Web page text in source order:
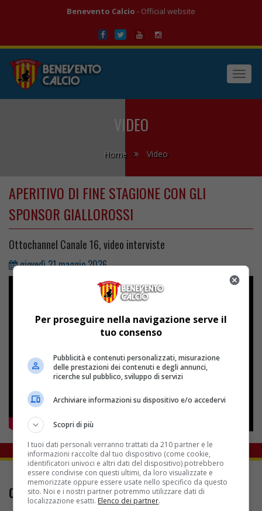
Benevento Calcio - Official website
VIDEO
Home Video
APERITIVO DI FINE STAGIONE CON GLI
SPONSOR GIALLOROSSI
Ottochannel Canale 16, video interviste
giovedì 21 maggio 2026
CONTATTI
Per proseguire nella navigazione serve il
tuo consenso
Pubblicità e contenuti personalizzati, misurazione
delle prestazioni dei contenuti e degli annunci,
ricerche sul pubblico, sviluppo di servizi
Archiviare informazioni su dispositivo e/o accedervi
Scopri di più
I tuoi dati personali verranno trattati da 210 partner e le
informazioni raccolte dal tuo dispositivo (come cookie,
identificatori univoci e altri dati del dispositivo) potrebbero
essere condivise con questi ultimi, da loro visualizzate e
memorizzate oppure essere usate nello specifico da questo
sito. Noi e i nostri partner potremmo utilizzare dati di
localizzazione esatti. Elenco dei partner.